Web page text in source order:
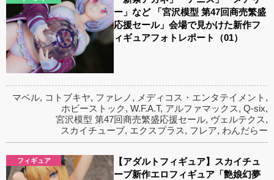
ー」など 「宮沢模型 第47回商売繁盛
応援セール」会場で見かけた新作フ
ィギュアフォトレポート（01）
マベル, コトブキヤ, ファレノ , メディコス・エンタテイメント ,
ホビーストック, W.F.A.T, アルファマックス, Q-six,
宮沢模型 第47回商売繁盛応援セール, ヴェルテクス,
スカイチューブ, エクスプラス, フレア, わんだらー
フィギュア
【アダルトフィギュア】スカイチュ
ーブ新作エロフィギュア「艶娘幻夢